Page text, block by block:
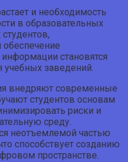
и необходимость
в образовательных
становятся
учебных заведений.
внедряют современные
студентов основам
риски и
среду.
неотъемлемой частью
способствует созданию
пространстве.